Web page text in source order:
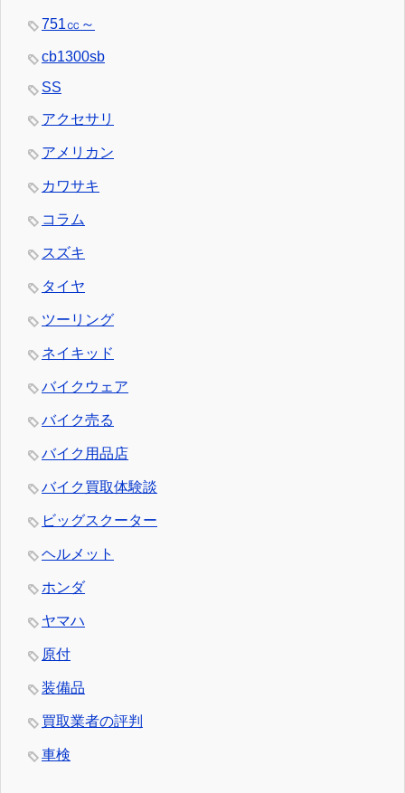
751㏄～
cb1300sb
SS
アクセサリ
アメリカン
カワサキ
コラム
スズキ
タイヤ
ツーリング
ネイキッド
バイクウェア
バイク売る
バイク用品店
バイク買取体験談
ビッグスクーター
ヘルメット
ホンダ
ヤマハ
原付
装備品
買取業者の評判
車検